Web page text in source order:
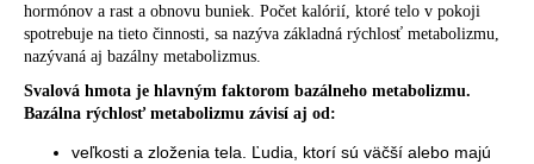
hormónov a rast a obnovu buniek. Počet kalórií, ktoré telo v pokoji
spotrebuje na tieto činnosti, sa nazýva základná rýchlosť metabolizmu,
nazývaná aj bazálny metabolizmus.
Svalová hmota je hlavným faktorom bazálneho metabolizmu.
Bazálna rýchlosť metabolizmu závisí aj od:
veľkosti a zloženia tela. Ľudia, ktorí sú väčší alebo majú